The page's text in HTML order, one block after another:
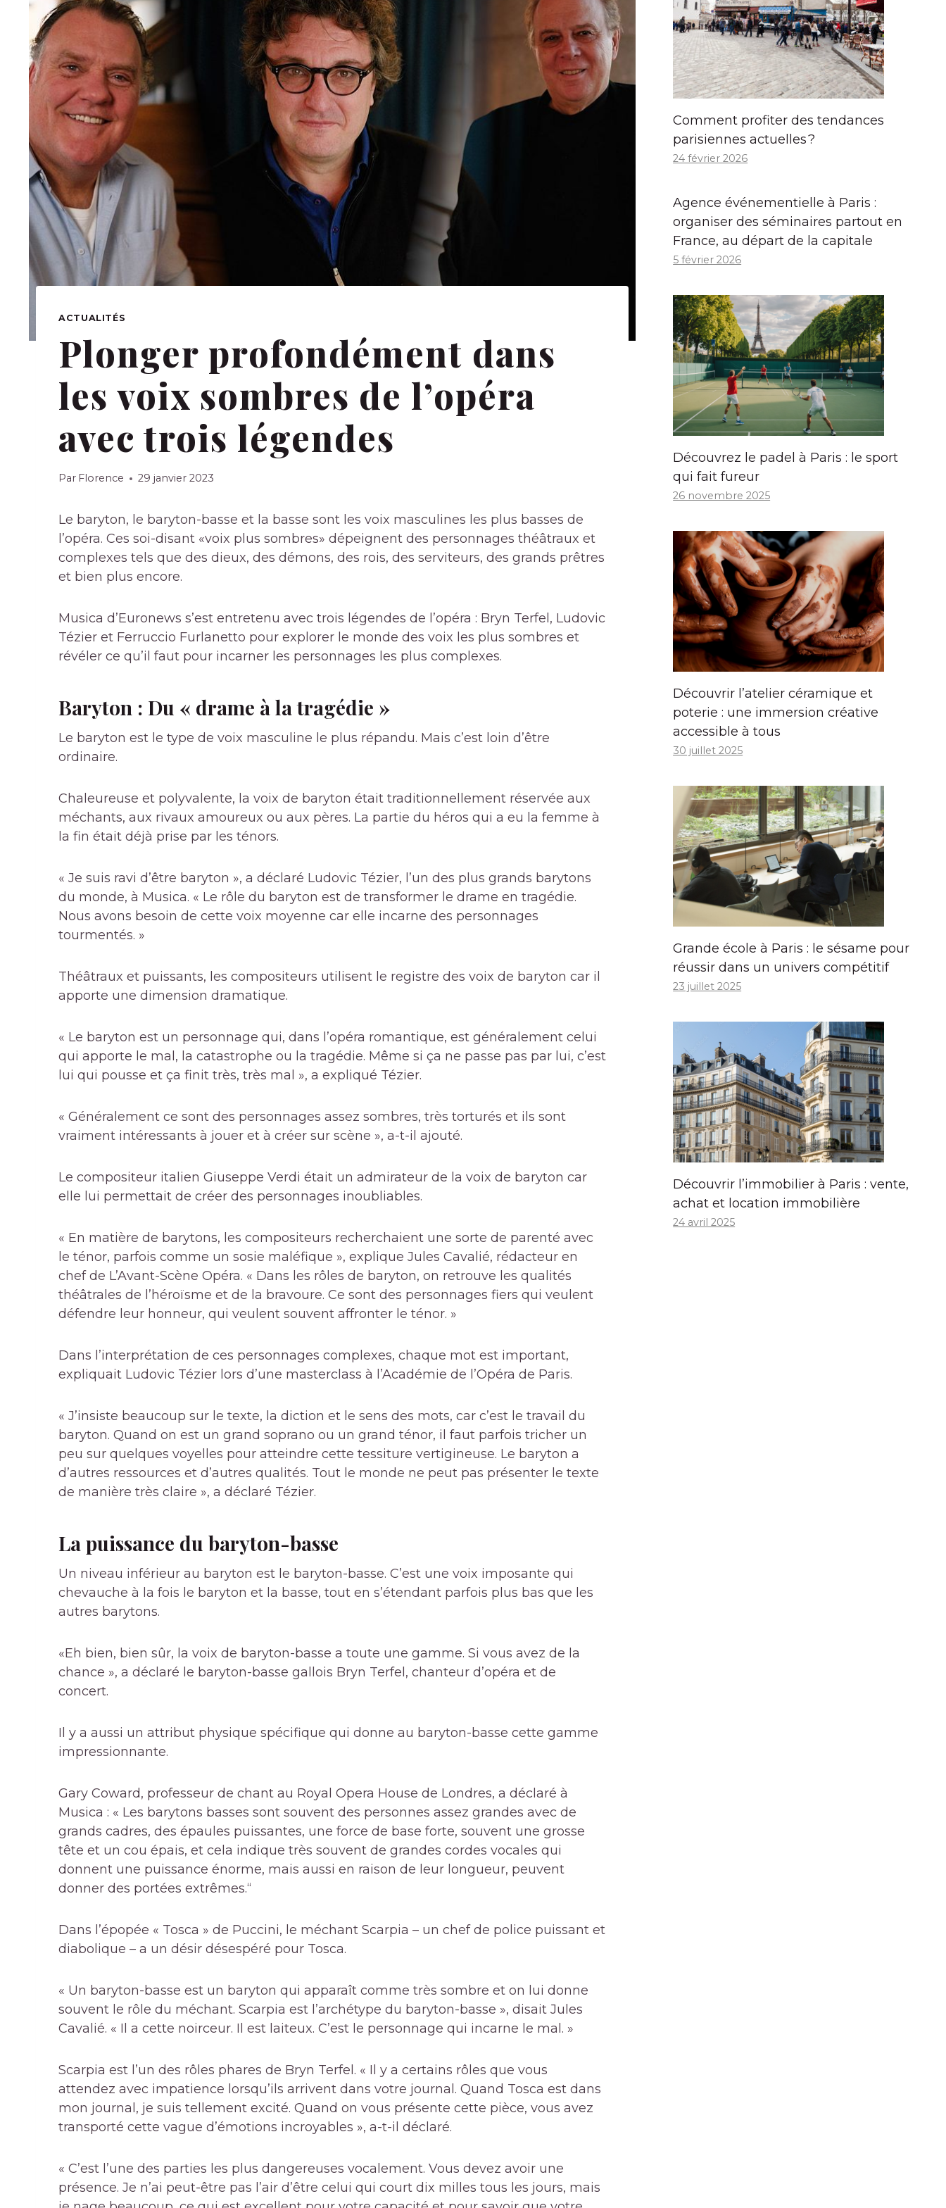
ACTUALITÉS
Plonger profondément dans
les voix sombres de l’opéra
avec trois légendes
Par Florence 29 janvier 2023
Le baryton, le baryton-basse et la basse sont les voix masculines les plus basses de
l’opéra. Ces soi-disant «voix plus sombres» dépeignent des personnages théâtraux et
complexes tels que des dieux, des démons, des rois, des serviteurs, des grands prêtres
et bien plus encore.
Musica d’Euronews s’est entretenu avec trois légendes de l’opéra : Bryn Terfel, Ludovic
Tézier et Ferruccio Furlanetto pour explorer le monde des voix les plus sombres et
révéler ce qu’il faut pour incarner les personnages les plus complexes.
Baryton : Du « drame à la tragédie »
Le baryton est le type de voix masculine le plus répandu. Mais c’est loin d’être
ordinaire.
Chaleureuse et polyvalente, la voix de baryton était traditionnellement réservée aux
méchants, aux rivaux amoureux ou aux pères. La partie du héros qui a eu la femme à
la fin était déjà prise par les ténors.
« Je suis ravi d’être baryton », a déclaré Ludovic Tézier, l’un des plus grands barytons
du monde, à Musica. « Le rôle du baryton est de transformer le drame en tragédie.
Nous avons besoin de cette voix moyenne car elle incarne des personnages
tourmentés. »
Théâtraux et puissants, les compositeurs utilisent le registre des voix de baryton car il
apporte une dimension dramatique.
« Le baryton est un personnage qui, dans l’opéra romantique, est généralement celui
qui apporte le mal, la catastrophe ou la tragédie. Même si ça ne passe pas par lui, c’est
lui qui pousse et ça finit très, très mal », a expliqué Tézier.
« Généralement ce sont des personnages assez sombres, très torturés et ils sont
vraiment intéressants à jouer et à créer sur scène », a-t-il ajouté.
Le compositeur italien Giuseppe Verdi était un admirateur de la voix de baryton car
elle lui permettait de créer des personnages inoubliables.
« En matière de barytons, les compositeurs recherchaient une sorte de parenté avec
le ténor, parfois comme un sosie maléfique », explique Jules Cavalié, rédacteur en
chef de L’Avant-Scène Opéra. « Dans les rôles de baryton, on retrouve les qualités
théâtrales de l’héroïsme et de la bravoure. Ce sont des personnages fiers qui veulent
défendre leur honneur, qui veulent souvent affronter le ténor. »
Dans l’interprétation de ces personnages complexes, chaque mot est important,
expliquait Ludovic Tézier lors d’une masterclass à l’Académie de l’Opéra de Paris.
« J’insiste beaucoup sur le texte, la diction et le sens des mots, car c’est le travail du
baryton. Quand on est un grand soprano ou un grand ténor, il faut parfois tricher un
peu sur quelques voyelles pour atteindre cette tessiture vertigineuse. Le baryton a
d’autres ressources et d’autres qualités. Tout le monde ne peut pas présenter le texte
de manière très claire », a déclaré Tézier.
La puissance du baryton-basse
Un niveau inférieur au baryton est le baryton-basse. C’est une voix imposante qui
chevauche à la fois le baryton et la basse, tout en s’étendant parfois plus bas que les
autres barytons.
«Eh bien, bien sûr, la voix de baryton-basse a toute une gamme. Si vous avez de la
chance », a déclaré le baryton-basse gallois Bryn Terfel, chanteur d’opéra et de
concert.
Il y a aussi un attribut physique spécifique qui donne au baryton-basse cette gamme
impressionnante.
Gary Coward, professeur de chant au Royal Opera House de Londres, a déclaré à
Musica : « Les barytons basses sont souvent des personnes assez grandes avec de
grands cadres, des épaules puissantes, une force de base forte, souvent une grosse
tête et un cou épais, et cela indique très souvent de grandes cordes vocales qui
donnent une puissance énorme, mais aussi en raison de leur longueur, peuvent
donner des portées extrêmes.“
Dans l’épopée « Tosca » de Puccini, le méchant Scarpia – un chef de police puissant et
diabolique – a un désir désespéré pour Tosca.
« Un baryton-basse est un baryton qui apparaît comme très sombre et on lui donne
souvent le rôle du méchant. Scarpia est l’archétype du baryton-basse », disait Jules
Cavalié. « Il a cette noirceur. Il est laiteux. C’est le personnage qui incarne le mal. »
Scarpia est l’un des rôles phares de Bryn Terfel. « Il y a certains rôles que vous
attendez avec impatience lorsqu’ils arrivent dans votre journal. Quand Tosca est dans
mon journal, je suis tellement excité. Quand on vous présente cette pièce, vous avez
transporté cette vague d’émotions incroyables », a-t-il déclaré.
« C’est l’une des parties les plus dangereuses vocalement. Vous devez avoir une
présence. Je n’ai peut-être pas l’air d’être celui qui court dix milles tous les jours, mais
Comment profiter des tendances
parisiennes actuelles ?
24 février 2026
Agence événementielle à Paris :
organiser des séminaires partout en
France, au départ de la capitale
5 février 2026
Découvrez le padel à Paris : le sport
qui fait fureur
26 novembre 2025
Découvrir l’atelier céramique et
poterie : une immersion créative
accessible à tous
30 juillet 2025
Grande école à Paris : le sésame pour
réussir dans un univers compétitif
23 juillet 2025
Découvrir l’immobilier à Paris : vente,
achat et location immobilière
24 avril 2025